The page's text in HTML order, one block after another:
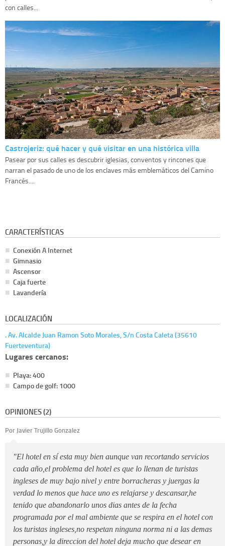
con calles...
Castrojeriz: qué hacer y qué visitar en una histórica villa
Pasear por sus calles es descubrir iglesias, conventos y rincones que
narran el pasado de uno de los enclaves más emblemáticos del Camino
Francés....
CARACTERÍSTICAS
Conexión A Internet
Gimnasio
Ascensor
Caja fuerte
Lavandería
LOCALIZACIÓN
. Av. Alcalde Juan Ramon Soto Morales, S/n Costa Caleta (35610
Fuerteventura)
Lugares cercanos:
Playa: 400
Campo de golf: 1000
OPINIONES (2)
Por Javier Trujillo Gonzalez
"El hotel en sí esta muy bien aunque van recortando servicios
cada año,el problema del hotel es que lo llenan de turistas
ingleses de muy bajo nivel y entre borracheras y juergas la
verdad lo menos que hace uno es relajarse y descansar,he
tenido que abandonarlo unos dias antes de la fecha
programada por el mal ambiente que se respira en el hotel con
los turistas ingleses,no respetan ninguna norma ni a las demas
personas,y la direccion del hotel deja mucho que desear en